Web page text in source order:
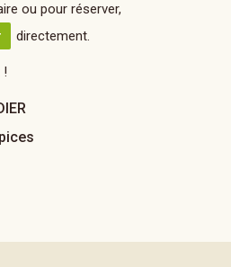
ou pour réserver,
directement.
!